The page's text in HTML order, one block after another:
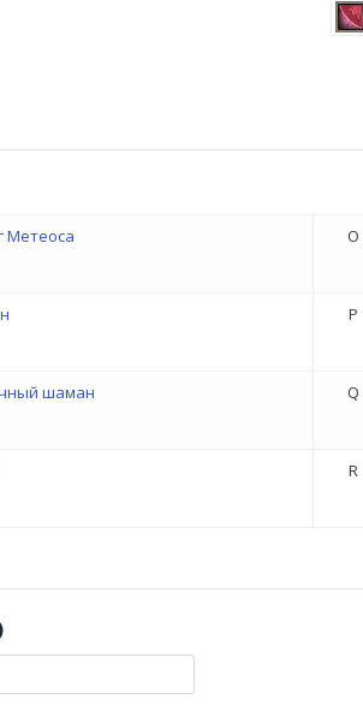
Метеоса O
P
шаман Q
R